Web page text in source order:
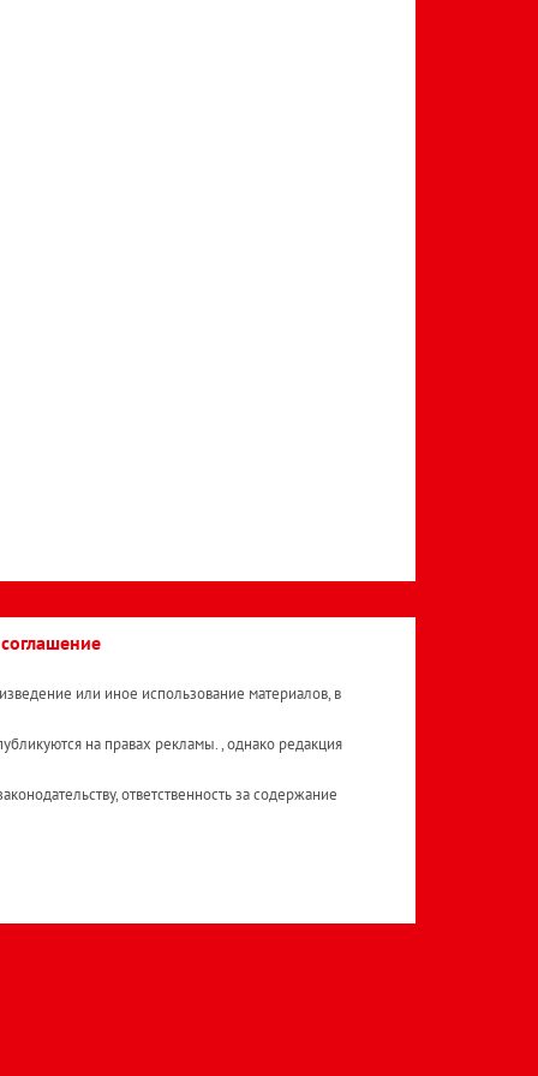
или иное использование материалов, в
на правах рекламы. , однако редакция
ответственность за содержание